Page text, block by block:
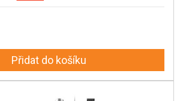
Přidat do košíku